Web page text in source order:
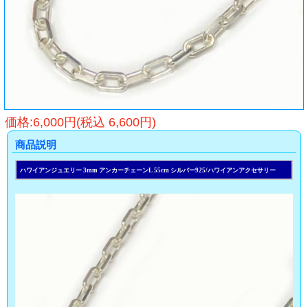
価格:6,000円(税込 6,600円)
商品説明
ハワイアンジュエリー 3mm アンカーチェーンL 55cm シルバー925/ハワイアンアクセサリー